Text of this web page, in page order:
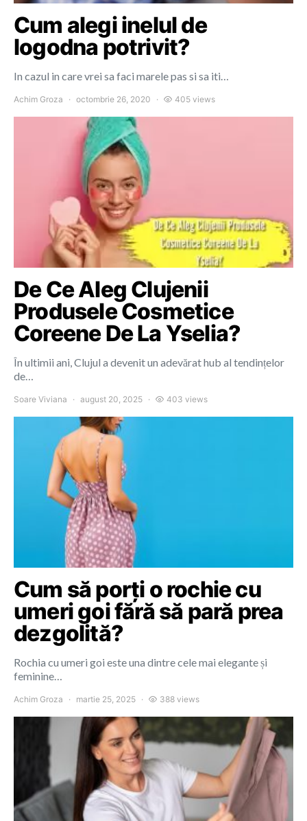
Cum alegi inelul de
logodna potrivit?
In cazul in care vrei sa faci marele pas si sa iti…
Achim Groza octombrie 26, 2020 405 views
De Ce Aleg Clujenii
Produsele Cosmetice
Coreene De La Yselia?
În ultimii ani, Clujul a devenit un adevărat hub al tendințelor
de…
Soare Viviana august 20, 2025 403 views
Cum să porți o rochie cu
umeri goi fără să pară prea
dezgolită?
Rochia cu umeri goi este una dintre cele mai elegante și
feminine…
Achim Groza martie 25, 2025 388 views